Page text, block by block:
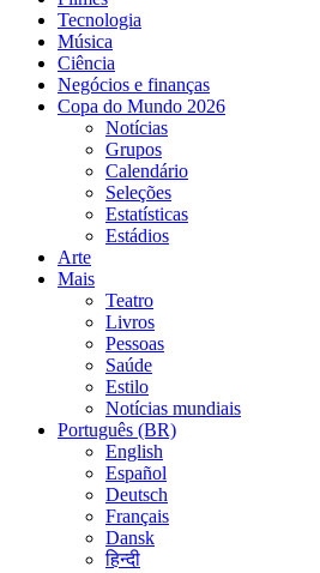
Tecnologia
Música
Ciência
Negócios e finanças
Copa do Mundo 2026
Notícias
Grupos
Calendário
Seleções
Estatísticas
Estádios
Arte
Mais
Teatro
Livros
Pessoas
Saúde
Estilo
Notícias mundiais
Português (BR)
English
Español
Deutsch
Français
Dansk
हिन्दी